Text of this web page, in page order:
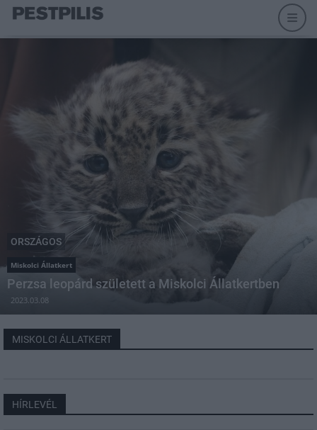
ORSZÁGOS
Miskolci Állatkert
Perzsa leopárd született a Miskolci Állatkertben
2023.03.08
MISKOLCI ÁLLATKERT
HÍRLEVÉL